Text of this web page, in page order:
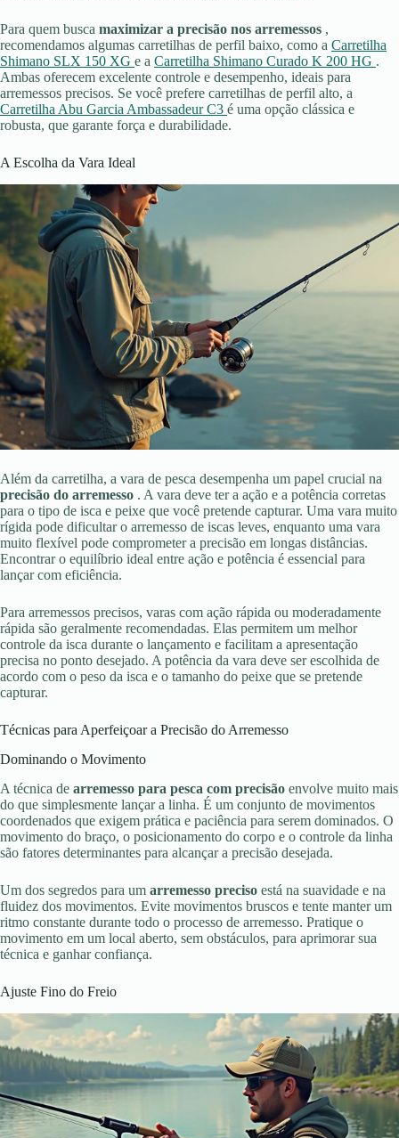
Para quem busca maximizar a precisão nos arremessos ,
recomendamos algumas carretilhas de perfil baixo, como a Carretilha
Shimano SLX 150 XG e a Carretilha Shimano Curado K 200 HG .
Ambas oferecem excelente controle e desempenho, ideais para
arremessos precisos. Se você prefere carretilhas de perfil alto, a
Carretilha Abu Garcia Ambassadeur C3 é uma opção clássica e
robusta, que garante força e durabilidade.
A Escolha da Vara Ideal
Além da carretilha, a vara de pesca desempenha um papel crucial na
precisão do arremesso . A vara deve ter a ação e a potência corretas
para o tipo de isca e peixe que você pretende capturar. Uma vara muito
rígida pode dificultar o arremesso de iscas leves, enquanto uma vara
muito flexível pode comprometer a precisão em longas distâncias.
Encontrar o equilíbrio ideal entre ação e potência é essencial para
lançar com eficiência.
Para arremessos precisos, varas com ação rápida ou moderadamente
rápida são geralmente recomendadas. Elas permitem um melhor
controle da isca durante o lançamento e facilitam a apresentação
precisa no ponto desejado. A potência da vara deve ser escolhida de
acordo com o peso da isca e o tamanho do peixe que se pretende
capturar.
Técnicas para Aperfeiçoar a Precisão do Arremesso
Dominando o Movimento
A técnica de arremesso para pesca com precisão envolve muito mais
do que simplesmente lançar a linha. É um conjunto de movimentos
coordenados que exigem prática e paciência para serem dominados. O
movimento do braço, o posicionamento do corpo e o controle da linha
são fatores determinantes para alcançar a precisão desejada.
Um dos segredos para um arremesso preciso está na suavidade e na
fluidez dos movimentos. Evite movimentos bruscos e tente manter um
ritmo constante durante todo o processo de arremesso. Pratique o
movimento em um local aberto, sem obstáculos, para aprimorar sua
técnica e ganhar confiança.
Ajuste Fino do Freio